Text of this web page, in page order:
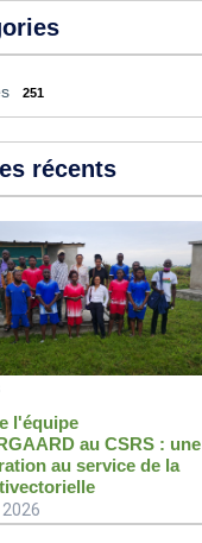
251
récents
l'équipe
au CSRS : une
au service de la